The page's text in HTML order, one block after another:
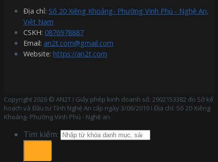
Địa chỉ: Số 20 Xiêng Khoảng- Phường Vinh Phú - Nghệ An,
Việt Nam
CSKH: 0876978887
Email: an2t.com@gmail.com
Website: https://an2t.com
Copyright 2026 © AN2T I Giấy phép kinh doanh số: 2902153382 do Sở kế
hoạch và Đầu tư Tỉnh Nghệ An cấp ngày 3/06/2019 I Địa chỉ: Số 20 Xiêng
Khoảng- Phường Vinh Phú - Nghệ an
Tìm kiếm: